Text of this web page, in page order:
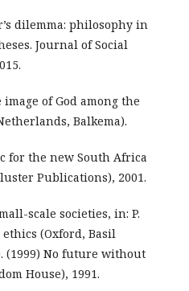
dilemma: philosophy in
Journal of Social
image of God among the
Balkema).
for the new South Africa
Publications), 2001.
scale societies, in: P.
(Oxford, Basil
(1999) No future without
House), 1991.